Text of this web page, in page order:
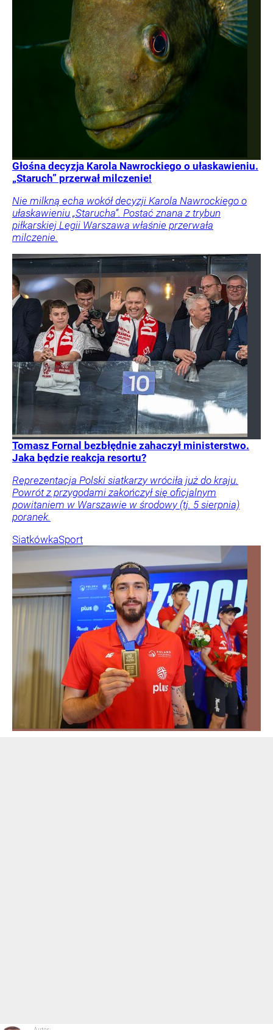
Głośna decyzja Karola Nawrockiego o ułaskawieniu.
„Staruch” przerwał milczenie!
Nie milkną echa wokół decyzji Karola Nawrockiego o
ułaskawieniu „Starucha”. Postać znana z trybun
piłkarskiej Legii Warszawa właśnie przerwała
milczenie.
Tomasz Fornal bezbłędnie zahaczył ministerstwo.
Jaka będzie reakcja resortu?
Reprezentacja Polski siatkarzy wróciła już do kraju.
Powrót z przygodami zakończył się oficjalnym
powitaniem w Warszawie w środowy (tj. 5 sierpnia)
poranek.
SiatkówkaSport